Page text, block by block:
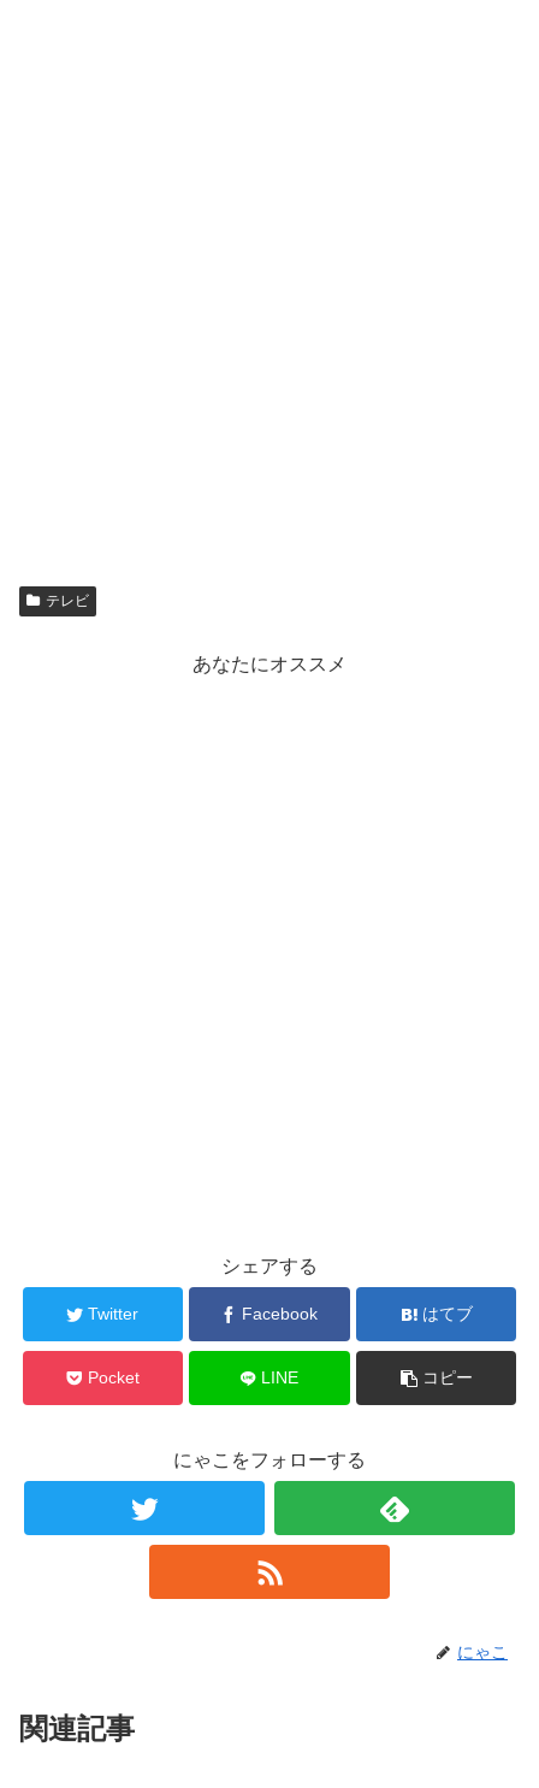
テレビ
あなたにオススメ
シェアする
Twitter Facebook はてブ
Pocket LINE コピー
にゃこをフォローする
にゃこ
関連記事